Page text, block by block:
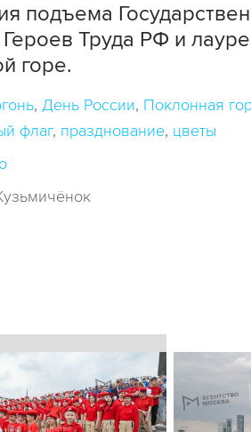
подъема
Труда РФ и
горе.
День России Поклонная
флаг празднование цветы